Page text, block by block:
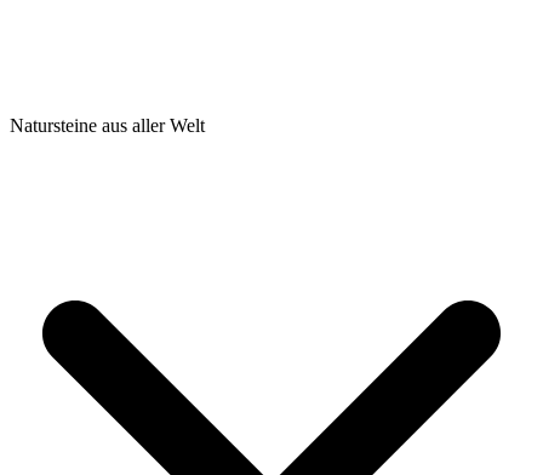
Natursteine aus aller Welt